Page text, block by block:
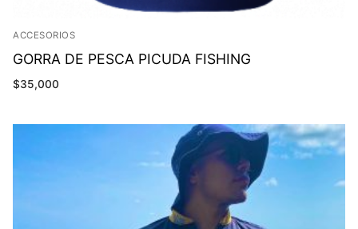
ACCESORIOS
GORRA DE PESCA PICUDA FISHING
$35,000